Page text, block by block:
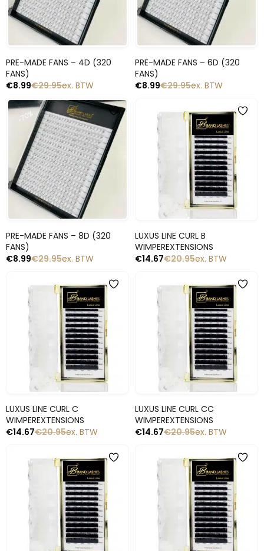
PRE-MADE FANS – 4D (320
FANS)
€29.95
€8.99 ex. BTW
Snelle blik
PRE-MADE FANS – 6D (320
FANS)
€29.95
€8.99 ex. BTW
-70%
Snelle blik
PRE-MADE FANS – 8D (320
FANS)
€29.95
€8.99 ex. BTW
-30%
LUXUS LINE CURL B
WIMPEREXTENSIONS
€20.95
€14.67 ex. BTW
-30%
LUXUS LINE CURL C
WIMPEREXTENSIONS
€20.95
€14.67 ex. BTW
-30%
LUXUS LINE CURL CC
WIMPEREXTENSIONS
€20.95
€14.67 ex. BTW
-30% -30%